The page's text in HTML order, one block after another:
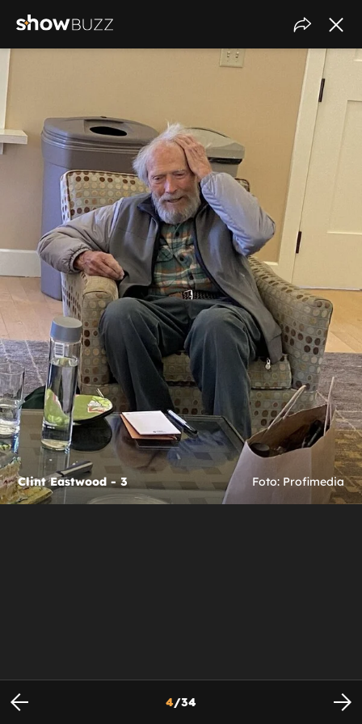
Clint Eastwood - 3 Foto: Profimedia
4/34